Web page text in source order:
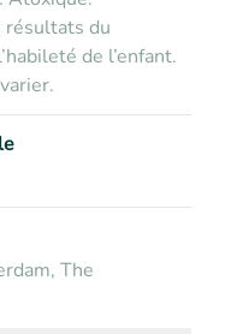
résultats du
de l’enfant.
The